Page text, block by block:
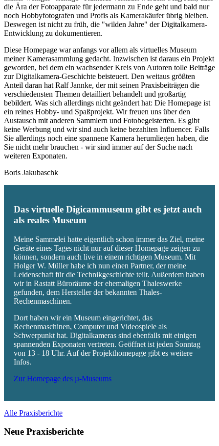
die Ära der Fotoapparate für jedermann zu Ende geht und bald nur
noch Hobbyfotografen und Profis als Kamerakäufer übrig bleiben.
Deswegen ist nicht zu früh, die "wilden Jahre" der Digitalkamera-
Entwicklung zu dokumentieren.
Diese Homepage war anfangs vor allem als virtuelles Museum
meiner Kamerasammlung gedacht. Inzwischen ist daraus ein Projekt
geworden, bei dem ein wachsender Kreis von Autoren tolle Beiträge
zur Digitalkamera-Geschichte beisteuert. Den weitaus größten
Anteil daran hat Ralf Jannke, der mit seinen Praxisbeiträgen die
verschiedensten Themen detailliert behandelt und großartig
bebildert. Was sich allerdings nicht geändert hat: Die Homepage ist
ein reines Hobby- und Spaßprojekt. Wir freuen uns über den
Austausch mit anderen Sammlern und Fotobegeisterten. Es gibt
keine Werbung und wir sind auch keine bezahlten Influencer. Falls
Sie allerdings noch eine spannene Kamera herumliegen haben, die
Sie nicht mehr brauchen - wir sind immer auf der Suche nach
weiteren Exponaten.
Boris Jakubaschk
Das virtuelle Digicammuseum gibt es jetzt auch
als reales Museum
Meine Sammelei hatte eigentlich schon immer das Ziel, meine
Geräte eines Tages nicht nur auf dieser Homepage zeigen zu
können, sondern auch live in einem richtigen Museum. Mit
Holger W. Müller habe ich nun einen Partner, der meine
Leidenschaft für die Technikgeschichte teilt. Außerdem haben
wir in Rastatt Büroräume der ehemaligen Thaleswerke
gefunden, dem Hersteller der bekannten Thales-
Rechenmaschinen.
Dort haben wir ein Museum eingerichtet, das
Rechenmaschinen, Computer und Videospiele als
Schwerpunkt hat. Digitalkameras sind ebenfalls mit einigen
spannenden Exponaten vertreten. Geöffnet ist jeden Sonntag
von 13 - 18 Uhr. Auf der Projekthomepage gibt es weitere
Infos.
Zur Homepage des µ-Museums
Alle Praxisberichte
Neue Praxisberichte